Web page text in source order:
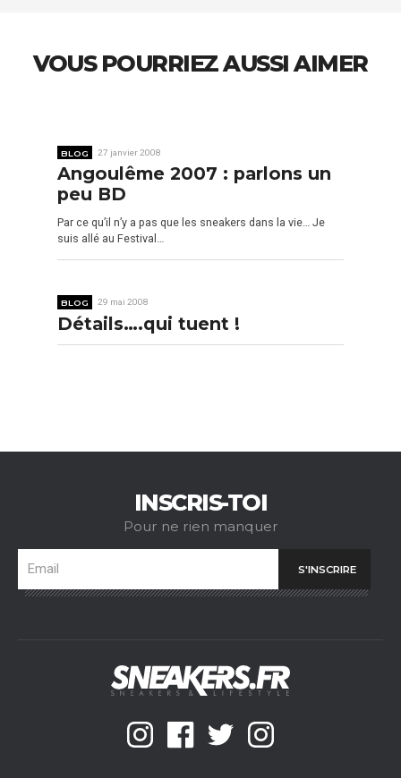
VOUS POURRIEZ AUSSI AIMER
BLOG 27 janvier 2008
Angoulême 2007 : parlons un
peu BD
Par ce qu’il n’y a pas que les sneakers dans la vie… Je
suis allé au Festival…
BLOG 29 mai 2008
Détails….qui tuent !
INSCRIS-TOI
Pour ne rien manquer